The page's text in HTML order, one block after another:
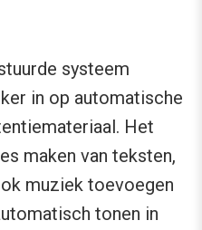
systeem
in op automatische
Het
maken van teksten,
muziek toevoegen
tonen in